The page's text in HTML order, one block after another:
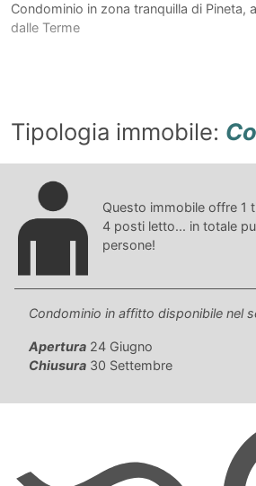
Condominio in zona tranquilla di Pineta,
dalle Terme
Tipologia immobile:
Questo immobile offre 1
4 posti letto... in totale
persone!
Condominio in affitto disponibile nel
Apertura 24 Giugno
Chiusura 30 Settembre